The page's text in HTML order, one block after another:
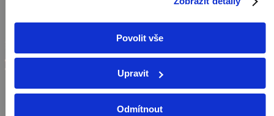
Povolit vše
Upravit
Odmítnout